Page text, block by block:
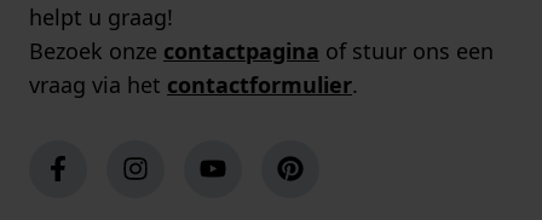
helpt u graag!
Bezoek onze contactpagina of stuur ons een
vraag via het contactformulier.